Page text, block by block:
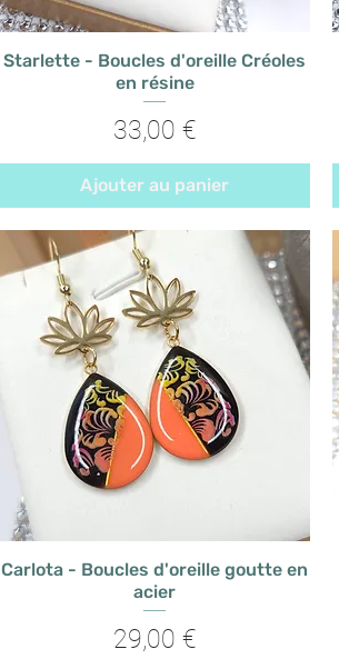
Starlette - Boucles d'oreille Créoles
en résine
Prix
33,00 €
Ajouter au panier
Carlota - Boucles d'oreille goutte en
acier
Prix
29,00 €